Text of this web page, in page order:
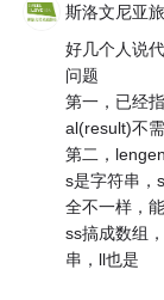
斯洛文尼亚
好几个人说
问题
第一，已经
al(result)不
第二，
s是字符串，
全不一样，
ss搞成数组
串，ll也是